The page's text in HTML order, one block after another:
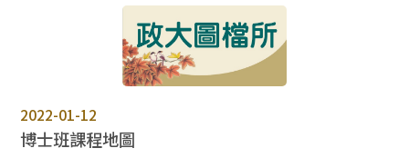
2022-01-12
博士班課程地圖